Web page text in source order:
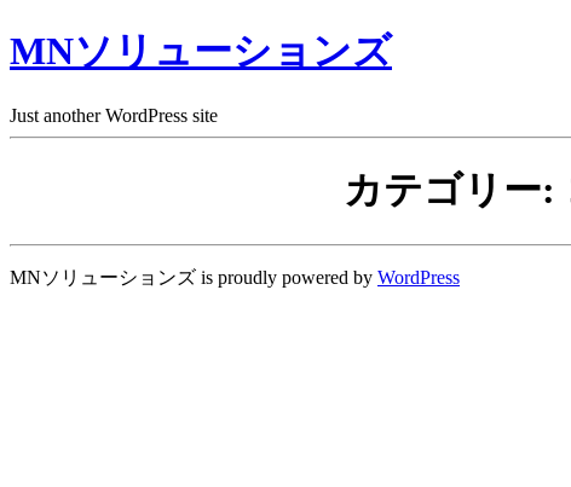
MNソリューションズ
Just another WordPress site
カテゴリー:
MNソリューションズ is proudly powered by WordPress